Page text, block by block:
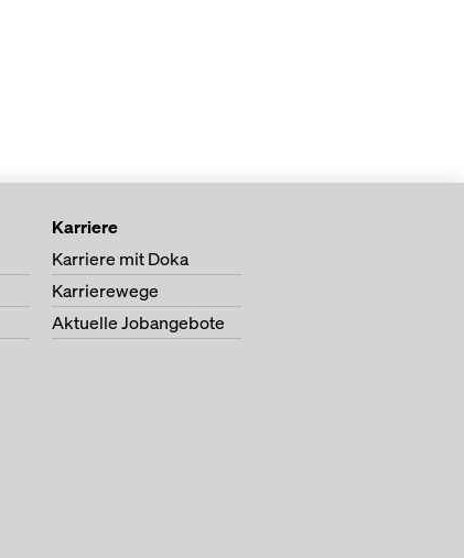
Karriere
Karriere mit Doka
Karrierewege
Aktuelle Jobangebote